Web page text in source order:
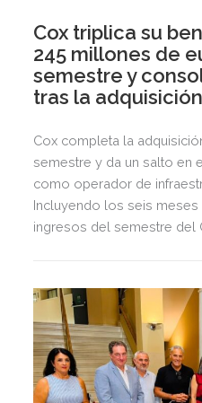
Cox triplica su
245 millones de
semestre y
tras la
Cox completa la
semestre y da un salto en
como operador de
Incluyendo los seis
ingresos del semestre del